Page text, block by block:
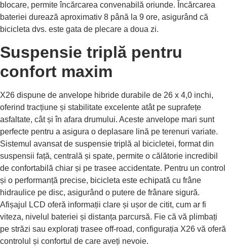
blocare, permite încărcarea convenabilă oriunde. Încărcarea
bateriei durează aproximativ 8 până la 9 ore, asigurând că
bicicleta dvs. este gata de plecare a doua zi.
Suspensie triplă pentru
confort maxim
X26 dispune de anvelope hibride durabile de 26 x 4,0 inchi,
oferind tracțiune și stabilitate excelente atât pe suprafețe
asfaltate, cât și în afara drumului. Aceste anvelope mari sunt
perfecte pentru a asigura o deplasare lină pe terenuri variate.
Sistemul avansat de suspensie triplă al bicicletei, format din
suspensii față, centrală și spate, permite o călătorie incredibil
de confortabilă chiar și pe trasee accidentate. Pentru un control
și o performanță precise, bicicleta este echipată cu frâne
hidraulice pe disc, asigurând o putere de frânare sigură.
Afișajul LCD oferă informații clare și ușor de citit, cum ar fi
viteza, nivelul bateriei și distanța parcursă. Fie că vă plimbați
pe străzi sau explorați trasee off-road, configurația X26 vă oferă
controlul și confortul de care aveți nevoie.